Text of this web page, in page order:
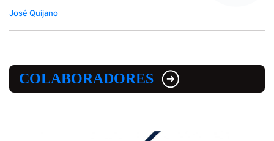
José Quijano
COLABORADORES